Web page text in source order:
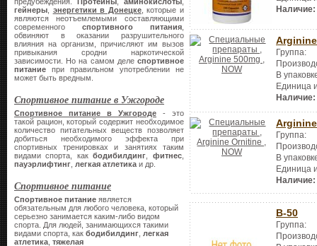
гейнеры
энергетики в Донецке, которые и
являются неотъемлемыми составляющими
современного спортивного питания
обвиняют в оказании разрушительного
влияния на организм, причисляют им вызов
привыкания сродни наркотической
зависимости. Но на самом деле спортивное
питание при правильном употреблении не
может быть вредным.
Спортивное питание в Ужгороде
Спортивное питание в Ужгороде - это
такой рацион, который содержит необходимое
количество питательных веществ позволяет
добиться необходимого эффекта при
спортивных тренировках и занятиях таким
видами спорта, какбодибилдинг фитнес
пауэрлифтинг легкая атлетика и др.
Спортивное питание
Спортивное питание является
обязательным для любого человека, который
серьезно занимается каким-либо видом
спорта. Для людей, занимающихся такими
видами спорта, как бодибилдинг легкая
атлетика тяжелая
Наличие:
Группа:
В
Единица
Наличие:
Группа:
В
Единица
Наличие:
B-50
Группа: